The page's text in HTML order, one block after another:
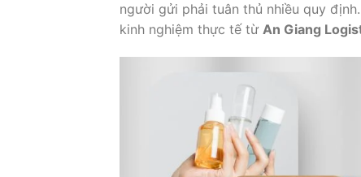
người gửi phải tuân thủ nhiều quy
kinh nghiệm thực tế từ An Giang